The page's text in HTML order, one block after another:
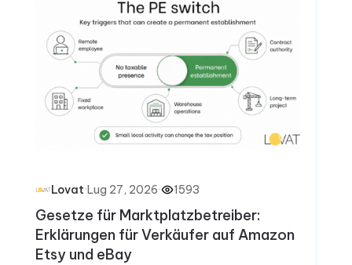
Lovat·Lug 27, 2026· 1593
Gesetze für Marktplatzbetreiber:
Erklärungen für Verkäufer auf Amazon
Etsy und eBay